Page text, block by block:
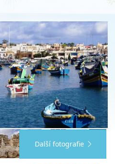
Další fotografie